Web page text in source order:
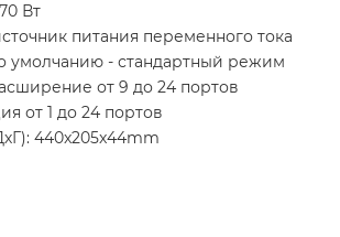
Вт
питания переменного тока
умолчанию - стандартный режим
от 9 до 24 портов
от 1 до 24 портов
440x205x44mm